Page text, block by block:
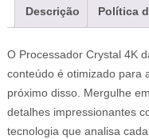
Descrição Política
O Processador Crystal 4K
conteúdo é otimizado para
próximo disso. Mergulhe
detalhes impressionantes
tecnologia que analisa